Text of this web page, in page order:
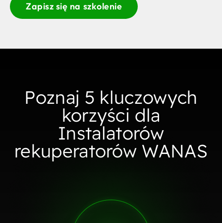
Zapisz się na szkolenie
Poznaj 5 kluczowych
korzyści dla
Instalatorów
rekuperatorów WANAS